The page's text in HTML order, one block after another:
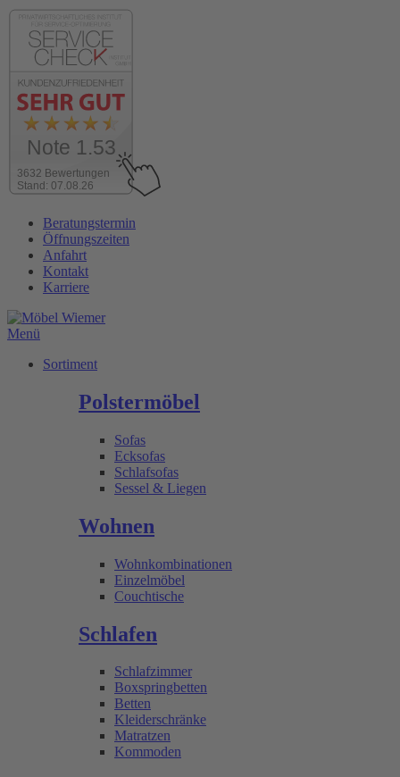
3632 Bewertungen
Stand: 07.08.26
Note 1.53
Inhalt
wechseln
Beratungstermin
Öffnungszeiten
Anfahrt
Kontakt
Karriere
Menü
Sortiment
Polstermöbel
Sofas
Ecksofas
Schlafsofas
Sessel & Liegen
Wohnen
Wohnkombinationen
Einzelmöbel
Couchtische
Schlafen
Schlafzimmer
Boxspringbetten
Betten
Kleiderschränke
Matratzen
Kommoden